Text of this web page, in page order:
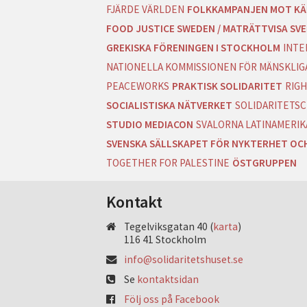
FJÄRDE VÄRLDEN FOLKKAMPANJEN MOT
FOOD JUSTICE SWEDEN / MATRÄTTVISA
GREKISKA FÖRENINGEN I STOCKHOLM
NATIONELLA KOMMISSIONEN FÖR
PEACEWORKS PRAKTISK SOLIDARITET
SOCIALISTISKA NÄTVERKET
STUDIO MEDIACON SVALORNA
SVENSKA SÄLLSKAPET FÖR NYKTERHET
TOGETHER FOR PALESTINE ÖSTGRUPPEN
Kontakt
Tegelviksgatan 40 (karta)
116 41 Stockholm
info@solidaritetshuset.se
Se kontaktsidan
Följ oss på Facebook